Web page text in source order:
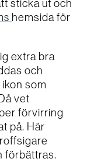
sticka ut och
hemsida för
extra bra
och
som
vet
förvirring
på. Här
förbättras.